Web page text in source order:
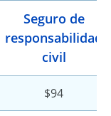
Seguro de
responsabilidad
civil
$94